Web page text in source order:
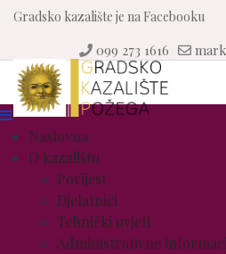
Gradsko kazalište je na Facebooku
099 273 1616
Naslovna
O kazalištu
Povijest
Djelatnici
Tehnički uvjeti
Administrativne